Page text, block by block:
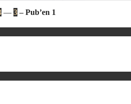
— 3 – Pub’en 1